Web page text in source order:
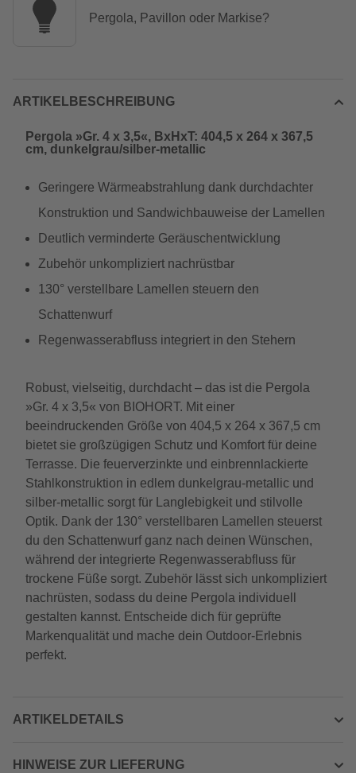
Pergola, Pavillon oder Markise?
ARTIKELBESCHREIBUNG
Pergola »Gr. 4 x 3,5«, BxHxT: 404,5 x 264 x 367,5
cm, dunkelgrau/silber-metallic
Geringere Wärmeabstrahlung dank durchdachter
Konstruktion und Sandwichbauweise der Lamellen
Deutlich verminderte Geräuschentwicklung
Zubehör unkompliziert nachrüstbar
130° verstellbare Lamellen steuern den
Schattenwurf
Regenwasserabfluss integriert in den Stehern
Robust, vielseitig, durchdacht – das ist die Pergola
»Gr. 4 x 3,5« von BIOHORT. Mit einer
beeindruckenden Größe von 404,5 x 264 x 367,5 cm
bietet sie großzügigen Schutz und Komfort für deine
Terrasse. Die feuerverzinkte und einbrennlackierte
Stahlkonstruktion in edlem dunkelgrau-metallic und
silber-metallic sorgt für Langlebigkeit und stilvolle
Optik. Dank der 130° verstellbaren Lamellen steuerst
du den Schattenwurf ganz nach deinen Wünschen,
während der integrierte Regenwasserabfluss für
trockene Füße sorgt. Zubehör lässt sich unkompliziert
nachrüsten, sodass du deine Pergola individuell
gestalten kannst. Entscheide dich für geprüfte
Markenqualität und mache dein Outdoor-Erlebnis
perfekt.
ARTIKELDETAILS
HINWEISE ZUR LIEFERUNG